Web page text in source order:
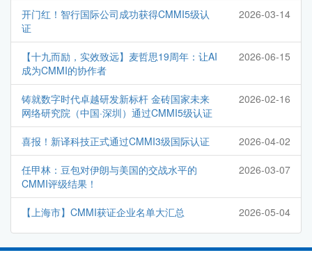
开门红！智行国际公司成功获得CMMI5级认
证
2026-03-14
【十九而励，实效致远】麦哲思19周年：让AI
成为CMMI的协作者
2026-06-15
铸就数字时代卓越研发新标杆 金砖国家未来
网络研究院（中国·深圳）通过CMMI5级认证
2026-02-16
喜报！新译科技正式通过CMMI3级国际认证 2026-04-02
任甲林：豆包对伊朗与美国的交战水平的
CMMI评级结果！
2026-03-07
【上海市】CMMI获证企业名单大汇总 2026-05-04